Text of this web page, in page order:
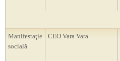
Manifestaţie
socială
CEO Vara Vara